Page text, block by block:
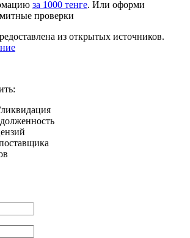
за 1000 тенге. Или оформи
проверки
из открытых источников.